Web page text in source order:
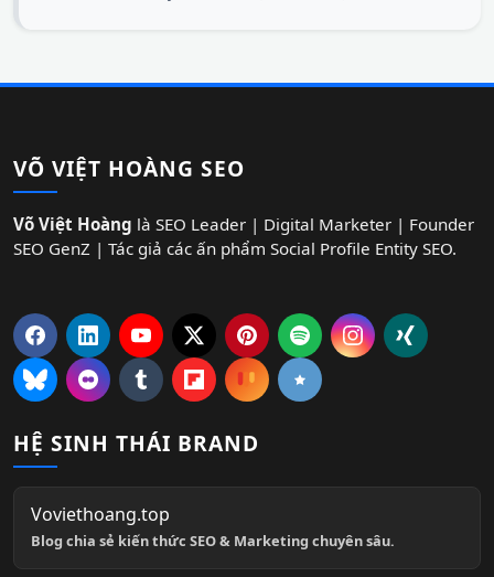
VÕ VIỆT HOÀNG SEO
Võ Việt Hoàng là SEO Leader | Digital Marketer | Founder
SEO GenZ | Tác giả các ấn phẩm Social Profile Entity SEO.
HỆ SINH THÁI BRAND
Voviethoang.top
Blog chia sẻ kiến thức SEO & Marketing chuyên sâu.